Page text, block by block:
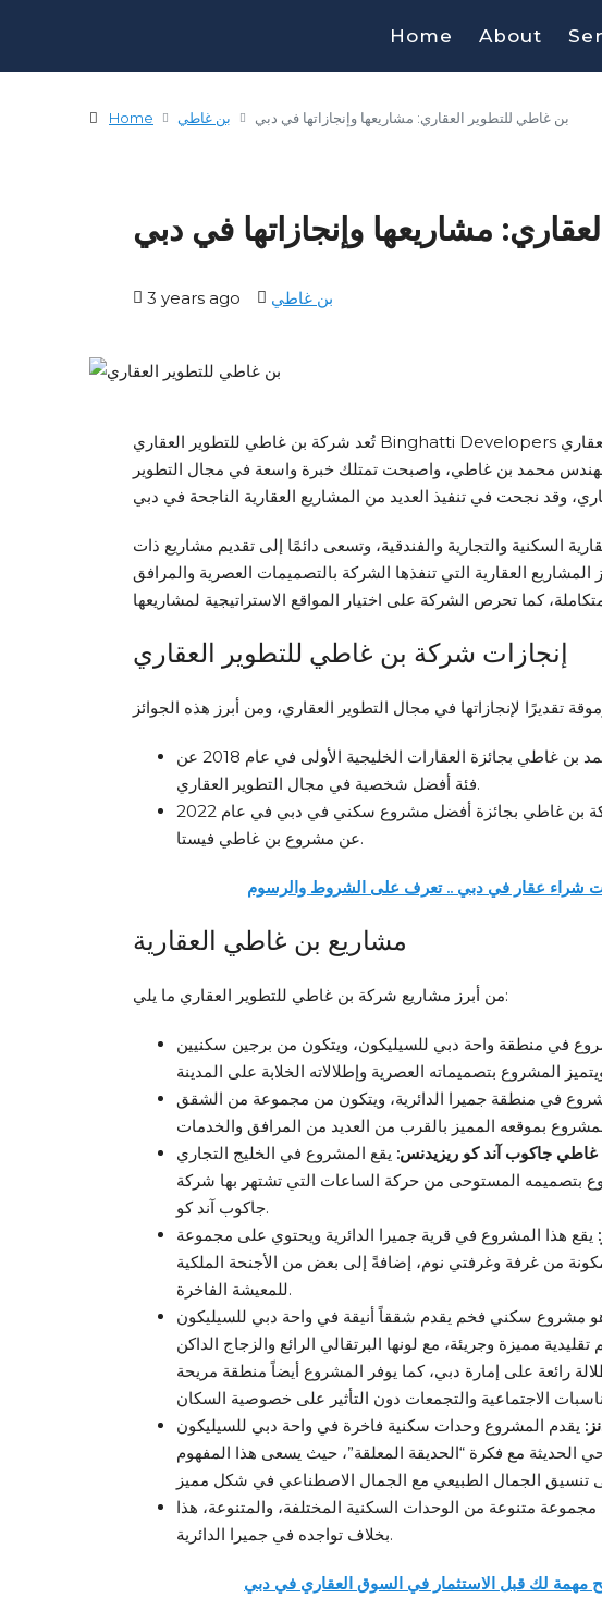
Home About
Home بن غاطي بن غاطي للتطوير العقاري: مشاريعها وإنجازاتها في دبي
مشاريعها وإنجازاتها في دبي
3 years ago بن غاطي
تُعد شركة بن غاطي للتطوير العقاري Binghatti Developers واحدة من الشركات الرائدة في مجال التطوير العقاري
في عام 1997 على يد المهندس محمد بن غاطي، واصبحت تمتلك خبرة واسعة في مجال التطوير
السكنية والتجارية والفندقية، وتسعى دائمًا إلى تقديم مشاريع ذات
المشاريع العقارية التي تنفذها الشركة بالتصميمات العصرية والمرافق
إنجازات شركة بن غاطي للتطوير العقاري
فاز المهندس محمد بن غاطي بجائزة العقارات الخليجية الأولى في عام 2018 عن
فئة أفضل شخصية في مجال التطوير العقاري.
فازت شركة بن غاطي بجائزة أفضل مشروع سكني في دبي في عام 2022
عن مشروع بن غاطي فيستا.
شراء عقار في دبي .. تعرف على الشروط والرسوم
مشاريع بن غاطي العقارية
من أبرز مشاريع شركة بن غاطي للتطوير العقاري ما يلي:
في منطقة واحة دبي للسيليكون، ويتكون من برجين سكنيين
في منطقة جميرا الدائرية، ويتكون من مجموعة من الشقق
جاكوب آند كو ريزيدنس:
بتصميمه المستوحى من حركة الساعات التي تشتهر بها شركة
جاكوب آند كو.
يقع هذا المشروع في قرية جميرا الدائرية ويحتوي على مجموعة
من غرفة وغرفتي نوم، إضافةً إلى بعض من الأجنحة الملكية
للمعيشة الفاخرة.
مميزة وجريئة، مع لونها البرتقالي الرائع والزجاج الداكن
رائعة على إمارة دبي، كما يوفر المشروع أيضاً منطقة مريحة
مع فكرة “الحديقة المعلقة”، حيث يسعى هذا المفهوم
مجموعة متنوعة من الوحدات السكنية المختلفة، والمتنوعة، هذا
بخلاف تواجده في جميرا الدائرية.